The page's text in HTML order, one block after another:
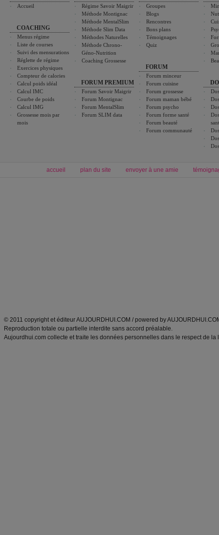
Accueil
COACHING
Menus régime
Liste de courses
Suivi des mensurations
Réglette de régime
Exercices physiques
Compteur de calories
Calcul poids idéal
Calcul IMC
Courbe de poids
Calcul IMG
Grossesse mois par
mois
Régime Savoir Maigrir
Méthode Montignac
Méthode MentalSlim
Méthode Slim Data
Méthodes Naturelles
Méthode Chrono-
Géno-Nutrition
Coaching Grossesse
FORUM PREMIUM
Forum Savoir Maigrir
Forum Montignac
Forum MentalSlim
Forum SLIM data
Groupes
Blogs
Rencontres
Bons plans
Témoignages
Quiz
FORUM
Forum minceur
Forum cuisine
Forum grossesse
Forum maman bébé
Forum psycho
Forum forme santé
Forum beauté
Forum communauté
accueil plan du site envoyer à une amie
© 2011 copyright et éditeur AUJOURDHUI.COM / powered by
Reproduction totale ou partielle interdite sans accord préalable.
Aujourdhui.com collecte et traite les données personnelles dans le respect de